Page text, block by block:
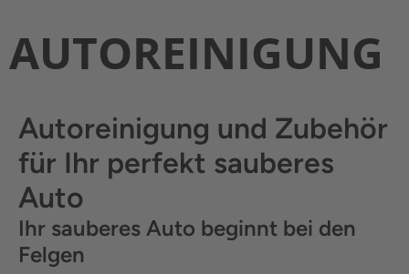
AUTOREINIGUNG
Autoreinigung und Zubehör
für Ihr perfekt sauberes
Auto
Ihr sauberes Auto beginnt bei den
Felgen